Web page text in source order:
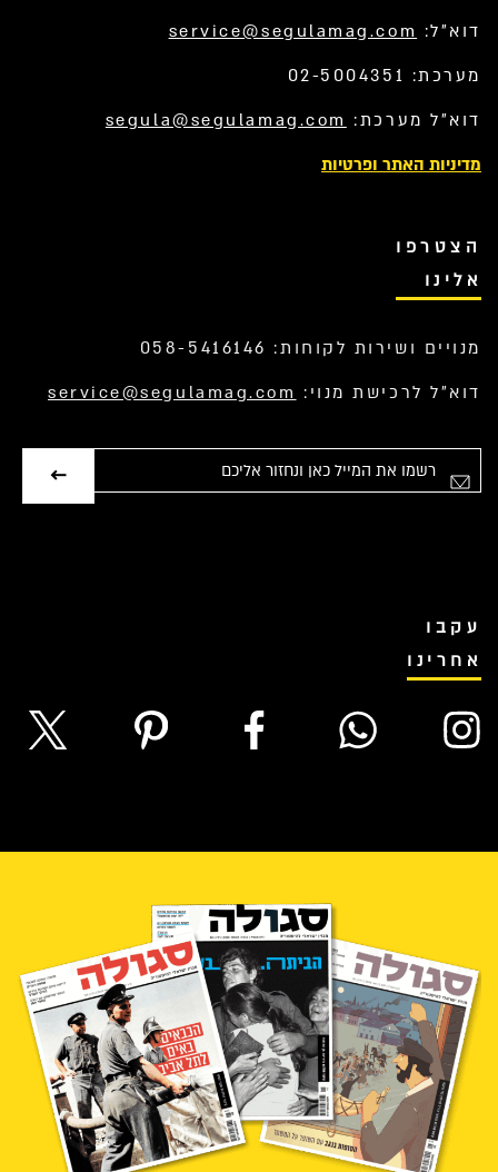
דוא”ל: service@segulamag.com
מערכת: 02-5004351
דוא”ל מערכת: segula@segulamag.com
מדיניות האתר ופרטיות
הצטרפו
אלינו
מנויים ושירות לקוחות: 058-5416146
דוא”ל לרכישת מנוי: service@segulamag.com
אימייל
עקבו
אחרינו